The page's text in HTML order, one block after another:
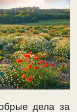
дела за